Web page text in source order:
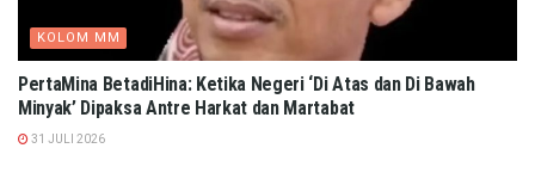
KOLOM MM
PertaMina BetadiHina: Ketika Negeri ‘Di Atas dan Di Bawah
Minyak’ Dipaksa Antre Harkat dan Martabat​
31 JULI 2026